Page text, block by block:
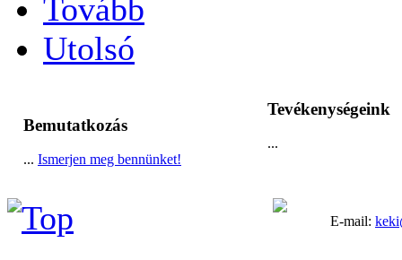
Tovább
Utolsó
Bemutatkozás
... Ismerjen meg bennünket!
Tevékenységeink
...
E-mail: